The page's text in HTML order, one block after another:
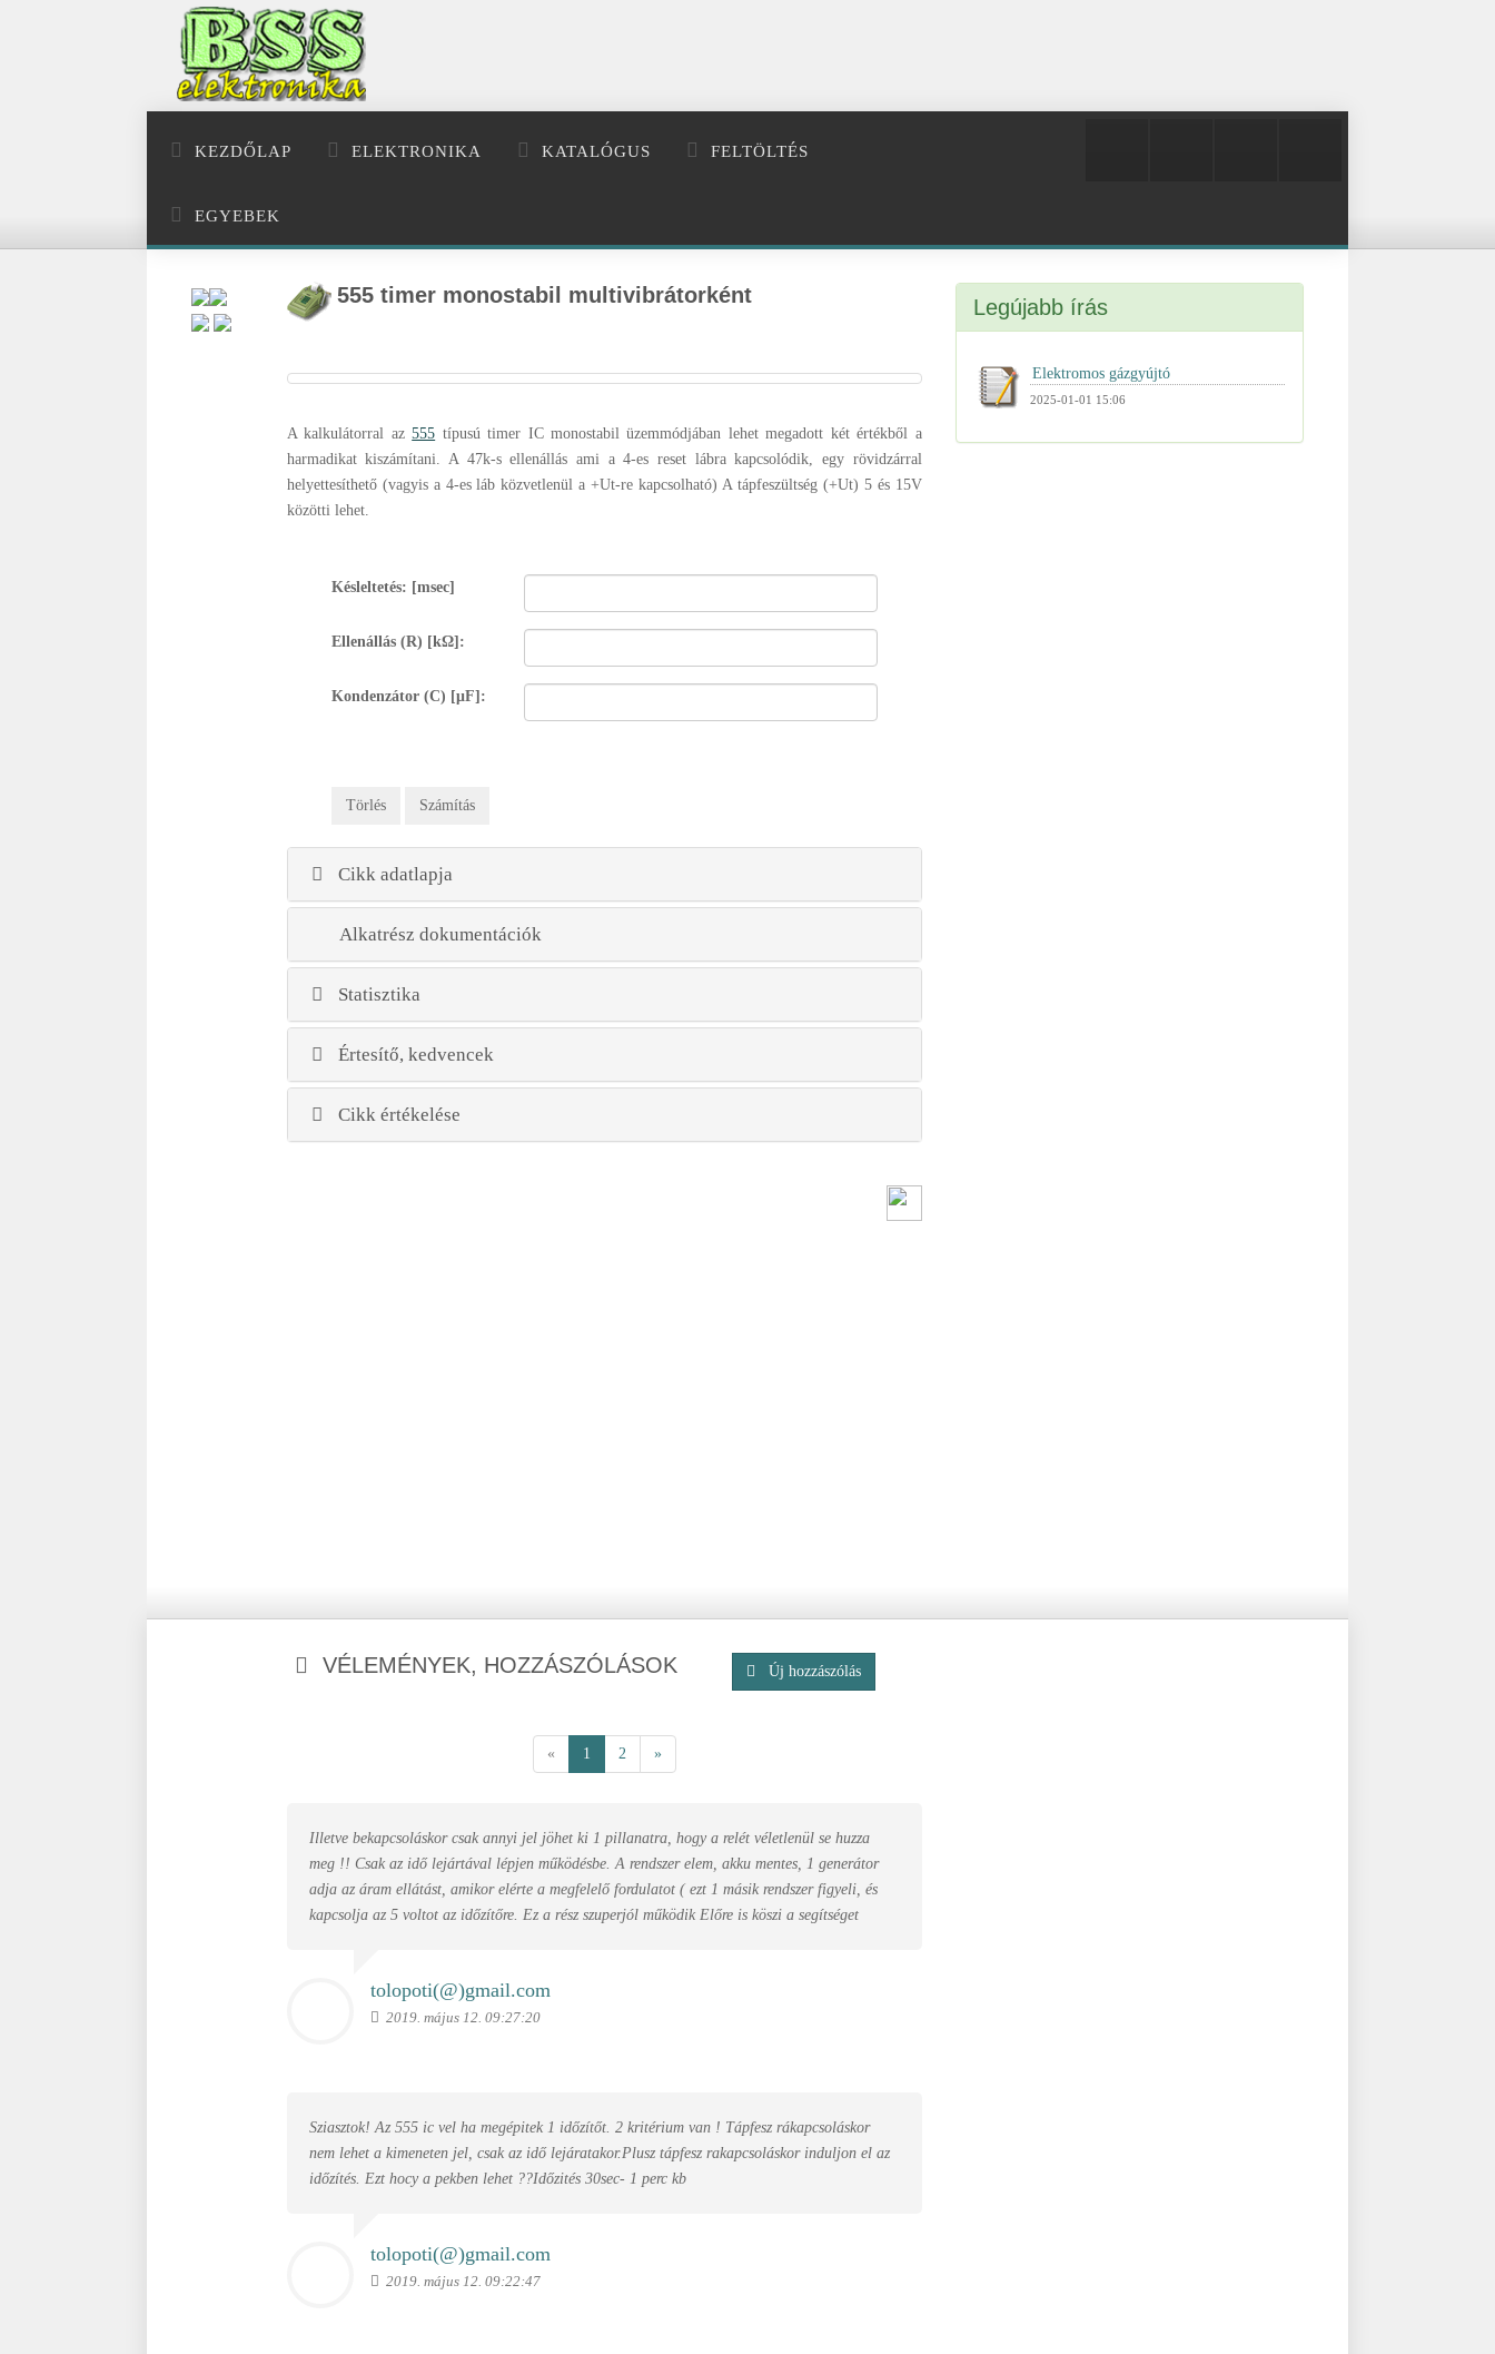
KEZDŐLAP ELEKTRONIKA KATALÓGUS FELTÖLTÉS
EGYEBEK
555 timer monostabil multivibrátorként
A kalkulátorral az555 típusú timer IC monostabil üzemmódjában lehet megadott két értékből a
harmadikat kiszámítani. A 47k-s ellenállás ami a 4-es reset lábra kapcsolódik, egy rövidzárral
helyettesíthető (vagyis a 4-es láb közvetlenül a +Ut-re kapcsolható) A tápfeszültség (+Ut) 5 és 15V
közötti lehet.
Késleltetés: [msec]
Ellenállás (R) [kΩ]:
Kondenzátor (C) [μF]:
Cikk adatlapja
Alkatrész dokumentációk
Statisztika
Értesítő, kedvencek
Cikk értékelése
Legújabb írás
2025-01-01 15:06
VÉLEMÉNYEK, HOZZÁSZÓLÁSOK Új hozzászólás
« 1 2 »
Illetve bekapcsoláskor csak annyi jel jöhet ki 1 pillanatra, hogy a relét véletlenül se huzza
meg !! Csak az idő lejártával lépjen működésbe. A rendszer elem, akku mentes, 1 generátor
adja az áram ellátást, amikor elérte a megfelelő fordulatot ( ezt 1 másik rendszer figyeli, és
kapcsolja az 5 voltot az időzítőre. Ez a rész szuperjól működik Előre is köszi a segítséget
tolopoti(@)gmail.com
2019. május 12. 09:27:20
Sziasztok! Az 555 ic vel ha megépitek 1 időzítőt. 2 kritérium van ! Tápfesz rákapcsoláskor
nem lehet a kimeneten jel, csak az idő lejáratakor.Plusz tápfesz rakapcsoláskor induljon el az
időzítés. Ezt hocy a pekben lehet ??Időzités 30sec- 1 perc kb
tolopoti(@)gmail.com
2019. május 12. 09:22:47